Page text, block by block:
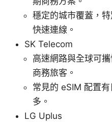
穩定的城市覆蓋，
快速連線。
SK Telecom
高速網路與全球可
商務旅客。
常見的 eSIM 配置
多。
LG Uplus